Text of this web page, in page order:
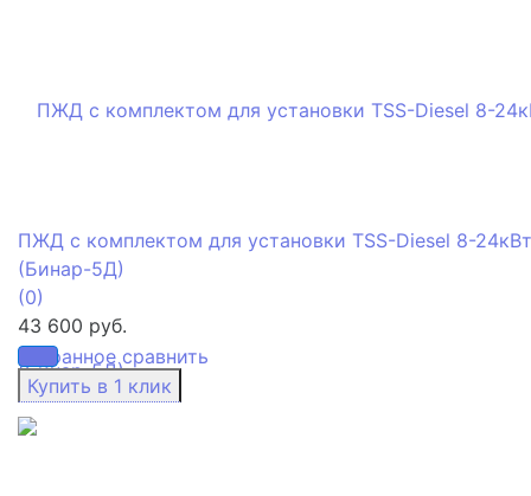
избранное сравнить
ПЖД с комплектом для установки TSS-Diesel 8-24кВт
(Бинар-5Д)
(0)
43 600 руб.